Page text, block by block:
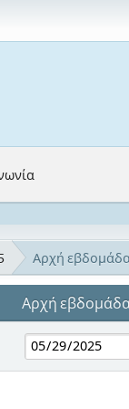
Αρχή
Αρχή